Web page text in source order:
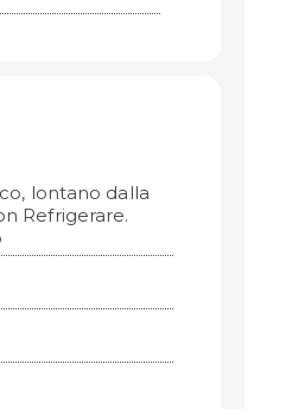
lontano dalla
Refrigerare.